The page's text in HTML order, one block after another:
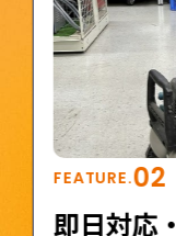
FEATURE.02
即日対応・